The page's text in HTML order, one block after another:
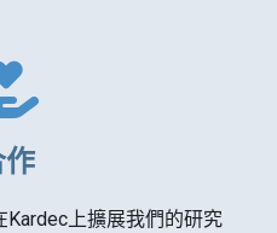
上擴展我們的研究